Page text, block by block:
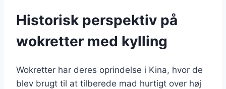
Historisk perspektiv på
wokretter med kylling
Wokretter har deres oprindelse i Kina, hvor de
blev brugt til at tilberede mad hurtigt over høj